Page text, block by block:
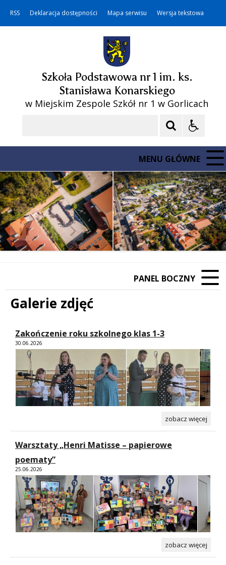
RSS Deklaracja dostępności Mapa serwisu Wersja tekstowa
Szkoła Podstawowa nr 1 im. ks.
Stanisława Konarskiego
w Miejskim Zespole Szkół nr 1 w Gorlicach
MENU GŁÓWNE
Poprzedni Element
Następny Element
❚❚
PANEL BOCZNY
Galerie zdjęć
Zakończenie roku szkolnego klas 1-3
30.06.2026
zobacz więcej
Warsztaty „Henri Matisse – papierowe
poematy”
25.06.2026
zobacz więcej